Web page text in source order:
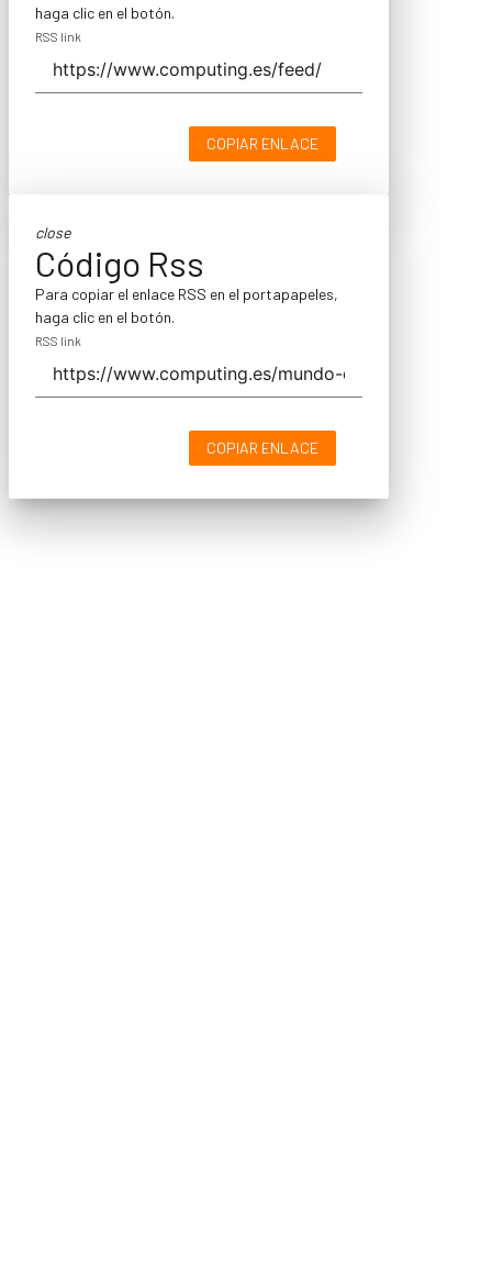
haga clic en el botón.
RSS link
COPIAR ENLACE
close
Código Rss
Para copiar el enlace RSS en el portapapeles,
haga clic en el botón.
RSS link
COPIAR ENLACE